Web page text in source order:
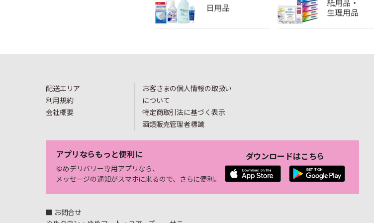
配送エリア
利用規約
会社概要
お客さまの個人情報の取扱い
について
特定商取引法に基づく表示
酒類販売管理者標識
アプリならもっと便利に
ゆめデリバリー専用アプリなら、
メッセージの通知がスマホに来るので、さらに便利。
ダウンロードはこちら
■ お問合せ